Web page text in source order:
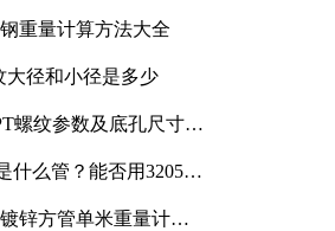
重量计算方法大全
大径和小径是多少
螺纹参数及底孔尺寸详
什么管？能否用3205或
锌方管单米重量计算